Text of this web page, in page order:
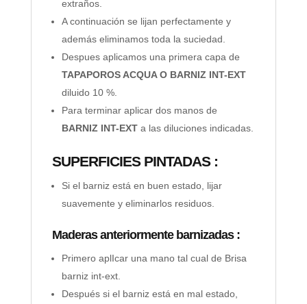
extraños.
A continuación se lijan perfectamente y
además eliminamos toda la suciedad.
Despues aplicamos una primera capa de
TAPAPOROS ACQUA O BARNIZ INT-EXT
diluido 10 %.
Para terminar aplicar dos manos de
BARNIZ INT-EXTa las diluciones indicadas.
SUPERFICIES PINTADAS :
Si el barniz está en buen estado, lijar
suavemente y eliminarlos residuos.
Maderas anteriormente barnizadas :
Primero aplIcar una mano tal cual de Brisa
barniz int-ext.
Después si el barniz está en mal estado,